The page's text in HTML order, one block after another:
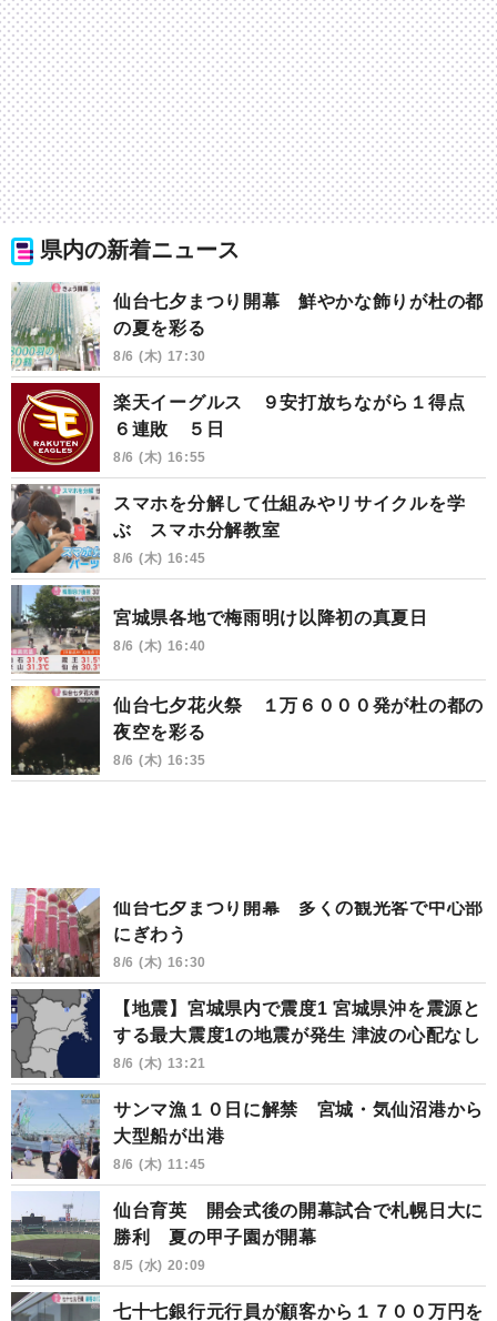
県内の新着ニュース
仙台七夕まつり開幕 鮮やかな飾りが杜の都
の夏を彩る
8/6 (木) 17:30
楽天イーグルス ９安打放ちながら１得点
６連敗 ５日
8/6 (木) 16:55
スマホを分解して仕組みやリサイクルを学
ぶ スマホ分解教室
8/6 (木) 16:45
宮城県各地で梅雨明け以降初の真夏日
8/6 (木) 16:40
仙台七夕花火祭 １万６０００発が杜の都の
夜空を彩る
8/6 (木) 16:35
仙台七夕まつり開幕 多くの観光客で中心部
にぎわう
8/6 (木) 16:30
【地震】宮城県内で震度1 宮城県沖を震源と
する最大震度1の地震が発生 津波の心配なし
8/6 (木) 13:21
サンマ漁１０日に解禁 宮城・気仙沼港から
大型船が出港
8/6 (木) 11:45
仙台育英 開会式後の開幕試合で札幌日大に
勝利 夏の甲子園が開幕
8/5 (水) 20:09
七十七銀行元行員が顧客から１７００万円を